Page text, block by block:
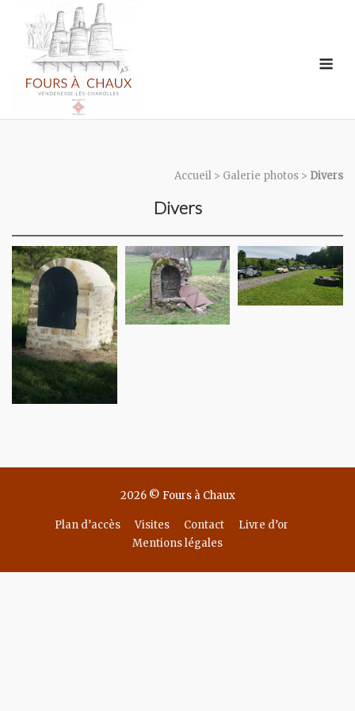
content
Accueil > Galerie photos > Divers
Divers
2026 © Fours à Chaux
Plan d’accès Visites Contact
Livre d’or
Mentions légales